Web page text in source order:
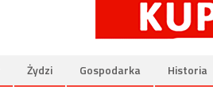
Żydzi Gospodarka Historia